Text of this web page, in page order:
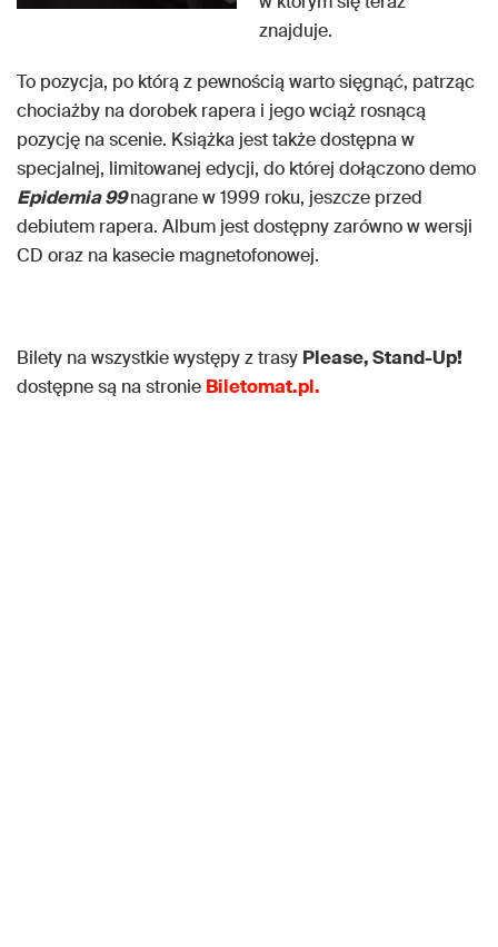
znajduje.
To pozycja, po którą z pewnością warto sięgnąć, patrząc
chociażby na dorobek rapera i jego wciąż rosnącą
pozycję na scenie. Książka jest także dostępna w
specjalnej, limitowanej edycji, do której dołączono demo
Epidemia 99nagrane w 1999 roku, jeszcze przed
debiutem rapera. Album jest dostępny zarówno w wersji
CD oraz na kasecie magnetofonowej.
Bilety na wszystkie występy z trasy Please, Stand-Up!
dostępne są na stronie Biletomat.pl.